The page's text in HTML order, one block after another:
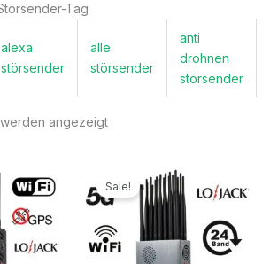
Tag
alexa
störsender
alle
störsender
anti
drohnen
störsender
angezeigt
Preis
ist:
199,99€.
Sale!
Preis
war:
1.299,00€
ist: